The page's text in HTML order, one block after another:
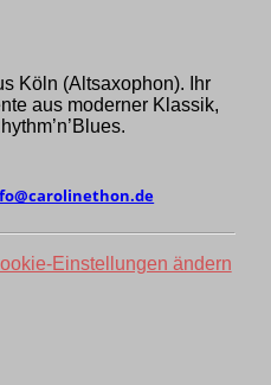
Köln (Alt­saxo­phon). Ihr
aus moder­ner Klassik,
Einstellungen ändern